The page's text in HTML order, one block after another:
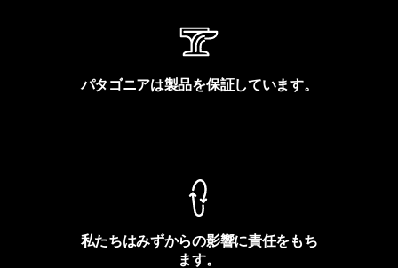
パタゴニアは製品を保証しています。
私たちはみずからの影響に責任をもち
ます。